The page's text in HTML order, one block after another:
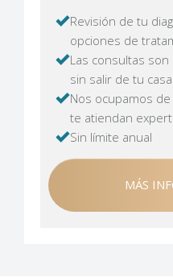
Revisión de tu
opciones de
Las consultas
sin salir de tu casa
Nos ocupamos
te atiendan
Sin límite anual
MÁS